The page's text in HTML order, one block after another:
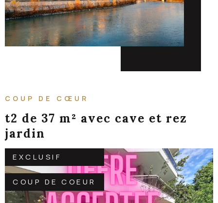
COUP DE CŒUR
t2 de 37 m² avec cave et rez
jardin
EXCLUSIF
COUP DE COEUR